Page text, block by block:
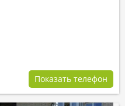
Показать телефон